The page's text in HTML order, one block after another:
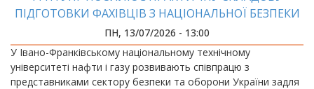
ПІДГОТОВКИ ФАХІВЦІВ З НАЦІОНАЛЬНОЇ БЕЗПЕКИ
ПН, 13/07/2026 - 13:00
У Івано-Франківському національному технічному
університеті нафти і газу розвивають співпрацю з
представниками сектору безпеки та оборони України задля